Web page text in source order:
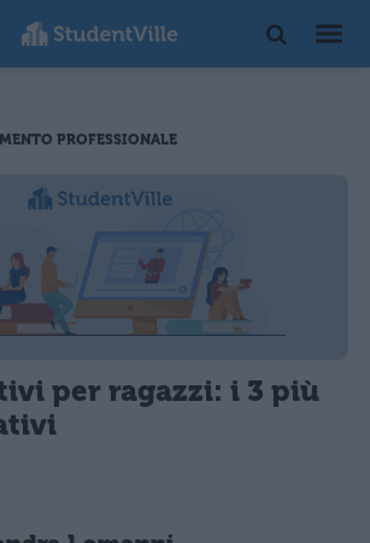
PROFESSIONALE
per ragazzi: i 3 più